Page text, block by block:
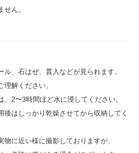
ん。
ル、石はぜ、貫入などが見られます。
解ください。
、2〜3時間ほど水に浸してください。
後はしっかり乾燥させてから収納してく
物に近い様に撮影しておりますが、